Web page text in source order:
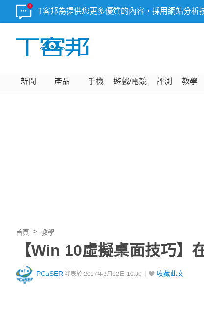
T客邦為提供您更多優質的內容，採用網站分
新聞 產品 手機 遊戲/電競 評測 教學
首頁 教學
【Win 10虛擬桌面技巧】
PCuSER 發表於 2017年3月12日 10:30 收藏此文